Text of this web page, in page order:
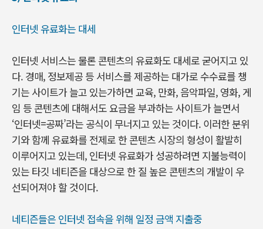
인터넷 유료화는 대세
인터넷 서비스는 물론 콘텐츠의 유료화도 대세로 굳어지고 있
다. 경매, 정보제공 등 서비스를 제공하는 대가로 수수료를 챙
기는 사이트가 늘고 있는가하면 교육, 만화, 음악파일, 영화, 게
임 등 콘텐츠에 대해서도 요금을 부과하는 사이트가 늘면서
‘인터넷=공짜’라는 공식이 무너지고 있는 것이다. 이러한 분위
기와 함께 유료화를 전제로 한 콘텐츠 시장의 형성이 활발히
이루어지고 있는데, 인터넷 유료화가 성공하려면 지불능력이
있는 타깃 네티즌을 대상으로 한 질 높은 콘텐츠의 개발이 우
선되어져야 할 것이다.
네티즌들은 인터넷 접속을 위해 일정 금액 지출중